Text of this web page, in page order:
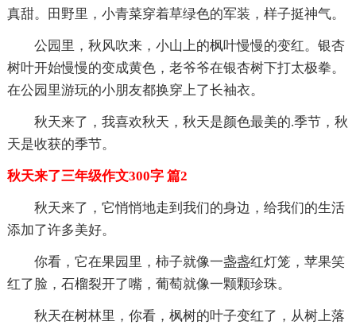
真甜。田野里，小青菜穿着草绿色的军装，样子挺神气。
公园里，秋风吹来，小山上的枫叶慢慢的变红。银杏
树叶开始慢慢的变成黄色，老爷爷在银杏树下打太极拳。
在公园里游玩的小朋友都换穿上了长袖衣。
秋天来了，我喜欢秋天，秋天是颜色最美的.季节，秋
天是收获的季节。
秋天来了三年级作文300字 篇2
秋天来了，它悄悄地走到我们的身边，给我们的生活
添加了许多美好。
你看，它在果园里，柿子就像一盏盏红灯笼，苹果笑
红了脸，石榴裂开了嘴，葡萄就像一颗颗珍珠。
秋天在树林里，你看，枫树的叶子变红了，从树上落